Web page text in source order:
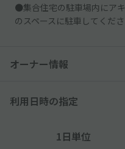
●集合住宅の駐車場内にア
のスペースに駐車してくださ
オーナー情報
利用日時の指定
1日単位